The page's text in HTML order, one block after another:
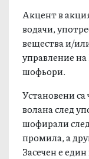
Акцент в
водачи,
вещества и/
управление
шофьори.
Установени
волана след
шофирали
промила, а
Засечен е